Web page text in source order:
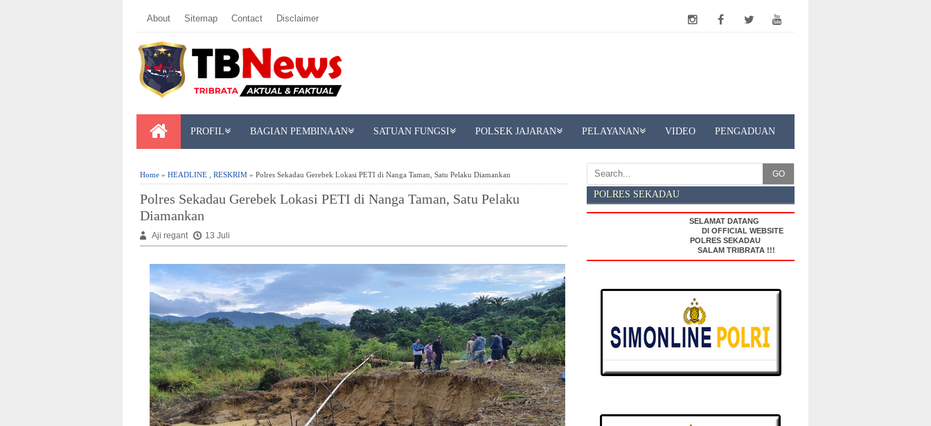
About Sitemap Contact Disclaimer
PROFIL BAGIAN PEMBINAAN SATUAN FUNGSI POLSEK JAJARAN PELAYANAN VIDEO PENGADUAN
Home » HEADLINE RESKRIM » Polres Sekadau Gerebek Lokasi PETI di Nanga Taman, Satu Pelaku Diamankan
Polres Sekadau Gerebek Lokasi PETI di Nanga Taman, Satu Pelaku
Diamankan
Aji regant 13 Juli
GO
POLRES SEKADAU
SELAMAT DATANG
DI OFFICIAL WEBSITE
POLRES SEKADAU
SALAM TRIBRATA !!!